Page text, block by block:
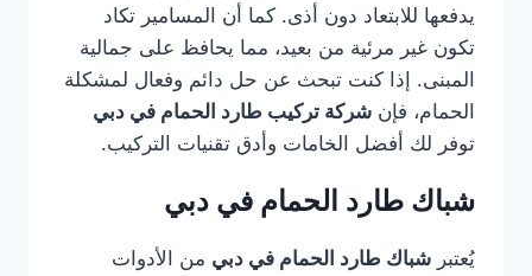
يدفعها للابتعاد دون أذى. كما أن المسامير تكاد
تكون غير مرئية من بعيد، مما يحافظ على جمالية
المبنى. إذا كنت تبحث عن حل دائم وفعال لمشكلة
الحمام، فإن شركة تركيب طارد الحمام في دبي
توفر لك أفضل الخامات وأدق تقنيات التركيب.
شباك طارد الحمام في دبي
يُعتبر شباك طارد الحمام في دبي من الأدوات